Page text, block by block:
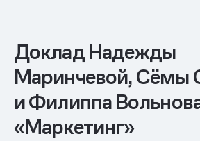
Доклад Надежды
Маринчевой, Сёмы
и Филиппа
«Маркетинг»